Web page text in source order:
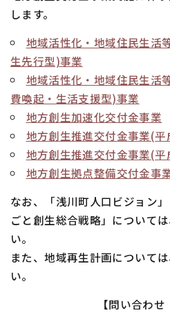
します。
地域活性化・地域住民生活
生先行型)事業
地域活性化・地域住民生活
費喚起・生活支援型)事業
地方創生加速化交付金事業
地方創生推進交付金事業(
地方創生推進交付金事業(
地方創生拠点整備交付金事
なお、「浅川町人口ビジョン
ごと創生総合戦略」については
い。
また、地域再生計画については
い。
【問い合わ